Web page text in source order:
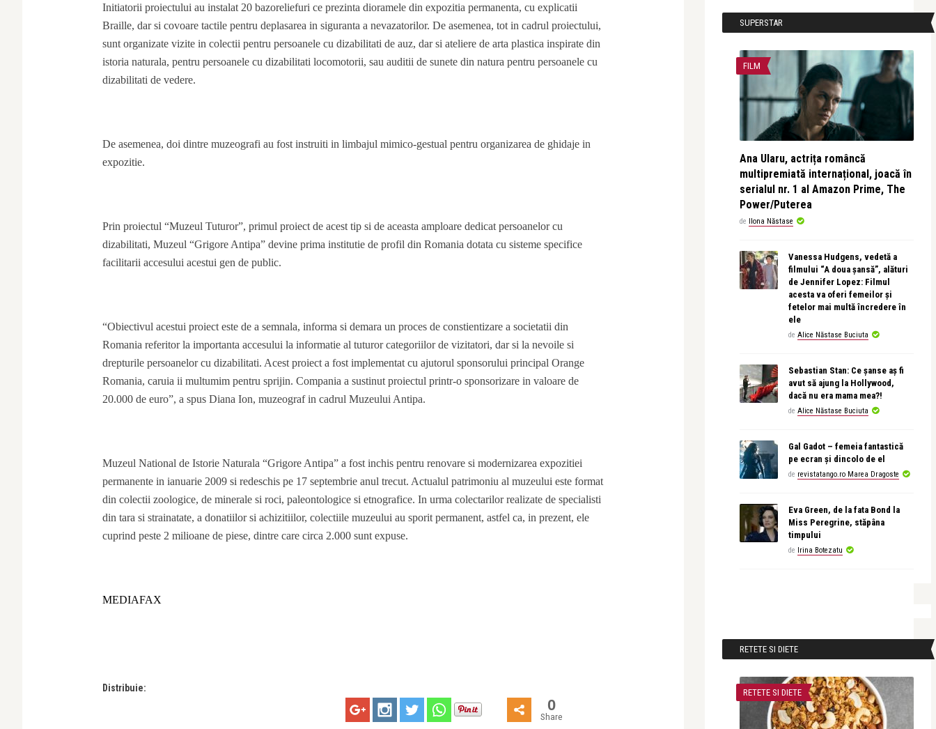
Initiatorii proiectului au instalat 20 bazoreliefuri ce prezinta dioramele din expozitia permanenta, cu explicatii
Braille, dar si covoare tactile pentru deplasarea in siguranta a nevazatorilor. De asemenea, tot in cadrul proiectului,
sunt organizate vizite in colectii pentru persoanele cu dizabilitati de auz, dar si ateliere de arta plastica inspirate din
istoria naturala, pentru persoanele cu dizabilitati locomotorii, sau auditii de sunete din natura pentru persoanele cu
dizabilitati de vedere.
De asemenea, doi dintre muzeografi au fost instruiti in limbajul mimico-gestual pentru organizarea de ghidaje in
expozitie.
Prin proiectul “Muzeul Tuturor”, primul proiect de acest tip si de aceasta amploare dedicat persoanelor cu
dizabilitati, Muzeul “Grigore Antipa” devine prima institutie de profil din Romania dotata cu sisteme specifice
facilitarii accesului acestui gen de public.
“Obiectivul acestui proiect este de a semnala, informa si demara un proces de constientizare a societatii din
Romania referitor la importanta accesului la informatie al tuturor categoriilor de vizitatori, dar si la nevoile si
drepturile persoanelor cu dizabilitati. Acest proiect a fost implementat cu ajutorul sponsorului principal Orange
Romania, caruia ii multumim pentru sprijin. Compania a sustinut proiectul printr-o sponsorizare in valoare de
20.000 de euro”, a spus Diana Ion, muzeograf in cadrul Muzeului Antipa.
Muzeul National de Istorie Naturala “Grigore Antipa” a fost inchis pentru renovare si modernizarea expozitiei
permanente in ianuarie 2009 si redeschis pe 17 septembrie anul trecut. Actualul patrimoniu al muzeului este format
din colectii zoologice, de minerale si roci, paleontologice si etnografice. In urma colectarilor realizate de specialisti
din tara si strainatate, a donatiilor si achizitiilor, colectiile muzeului au sporit permanent, astfel ca, in prezent, ele
cuprind peste 2 milioane de piese, dintre care circa 2.000 sunt expuse.
MEDIAFAX
Distribuie:
0
Share
SUPERSTAR
FILM
Ana Ularu, actrița româncă
multipremiată internațional, joacă în
serialul nr. 1 al Amazon Prime, The
Power/Puterea
de Ilona Năstase
Vanessa Hudgens, vedetă a
filmului “A doua șansă”, alături
de Jennifer Lopez: Filmul
acesta va oferi femeilor și
fetelor mai multă încredere în
ele
de Alice Năstase Buciuta
Sebastian Stan: Ce șanse aș fi
avut să ajung la Hollywood,
dacă nu era mama mea?!
de Alice Năstase Buciuta
Gal Gadot – femeia fantastică
pe ecran și dincolo de el
de revistatango.ro Marea Dragoste
Eva Green, de la fata Bond la
Miss Peregrine, stăpâna
timpului
de Irina Botezatu
RETETE SI DIETE
RETETE SI DIETE